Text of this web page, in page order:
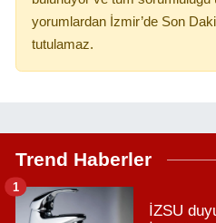
yorumlardan İzmir’de Son
tutulamaz.
Trend Haberler
İZSU
1